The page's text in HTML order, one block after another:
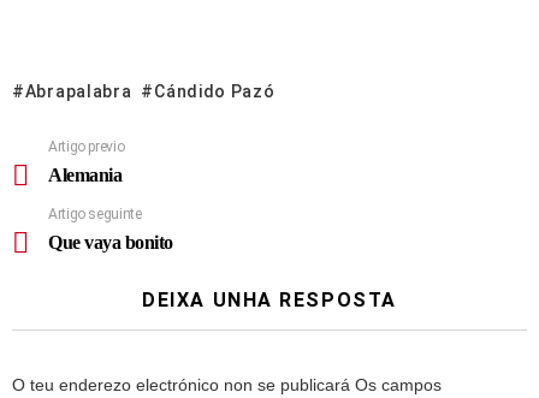
Abrapalabra Cándido Pazó
Artigo previo
Alemania
Artigo seguinte
Que vaya bonito
DEIXA UNHA RESPOSTA
O teu enderezo electrónico non se publicará Os campos